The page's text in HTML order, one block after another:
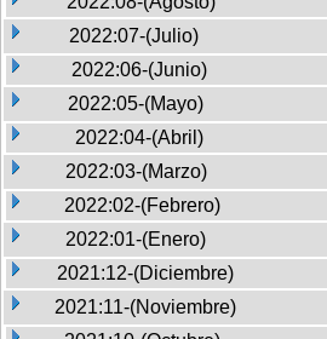
2022:07-(Julio)
2022:06-(Junio)
2022:05-(Mayo)
2022:04-(Abril)
2022:03-(Marzo)
2022:02-(Febrero)
2022:01-(Enero)
2021:12-(Diciembre)
2021:11-(Noviembre)